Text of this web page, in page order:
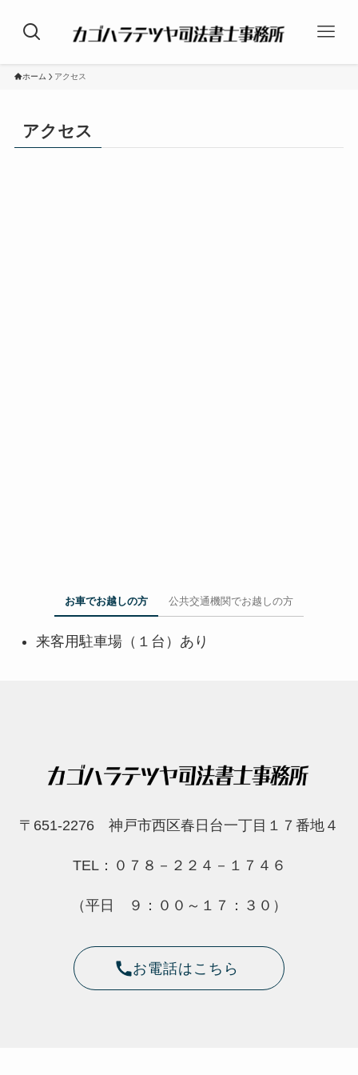
ホーム アクセス
アクセス
お車でお越しの方 公共交通機関でお越しの方
来客用駐車場（１台）あり
〒651-2276 神戸市西区春日台一丁目１７番地４
TEL：０７８－２２４－１７４６
（平日 ９：００～１７：３０）
お電話はこちら